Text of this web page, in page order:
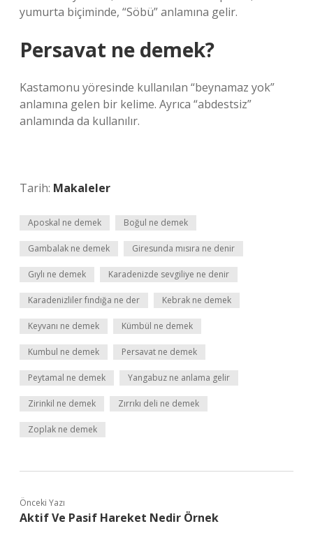
yumurta biçiminde, “Söbü” anlamına gelir.
Persavat ne demek?
Kastamonu yöresinde kullanılan “beynamaz yok”
anlamına gelen bir kelime. Ayrıca “abdestsiz”
anlamında da kullanılır.
Tarih: Makaleler
Aposkal ne demek Boğul ne demek
Gambalak ne demek Giresunda mısıra ne denir
Gıylı ne demek Karadenizde sevgiliye ne denir
Karadenizliler fındığa ne der Kebrak ne demek
Keyvanı ne demek Kümbül ne demek
Kumbul ne demek Persavat ne demek
Peytamal ne demek Yangabuz ne anlama gelir
Zirinkil ne demek Zırrıkı deli ne demek
Zoplak ne demek
Önceki Yazı
Aktif Ve Pasif Hareket Nedir Örnek